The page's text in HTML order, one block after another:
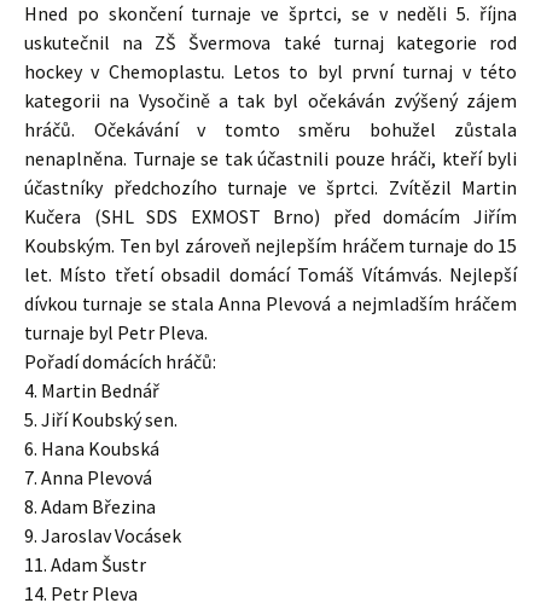
Hned po skončení turnaje ve šprtci, se v neděli 5. října
uskutečnil na ZŠ Švermova také turnaj kategorie rod
hockey v Chemoplastu. Letos to byl první turnaj v této
kategorii na Vysočině a tak byl očekáván zvýšený zájem
hráčů. Očekávání v tomto směru bohužel zůstala
nenaplněna. Turnaje se tak účastnili pouze hráči, kteří byli
účastníky předchozího turnaje ve šprtci. Zvítězil Martin
Kučera (SHL SDS EXMOST Brno) před domácím Jiřím
Koubským. Ten byl zároveň nejlepším hráčem turnaje do 15
let. Místo třetí obsadil domácí Tomáš Vítámvás. Nejlepší
dívkou turnaje se stala Anna Plevová a nejmladším hráčem
turnaje byl Petr Pleva.
Pořadí domácích hráčů:
4. Martin Bednář
5. Jiří Koubský sen.
6. Hana Koubská
7. Anna Plevová
8. Adam Březina
9. Jaroslav Vocásek
11. Adam Šustr
14. Petr Pleva